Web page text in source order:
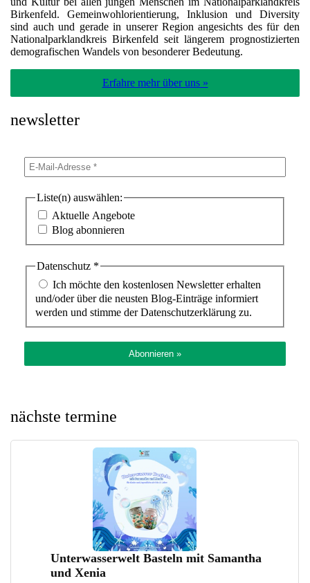
Birkenfeld. Gemeinwohlorientierung, Inklusion und Diversity
sind auch und gerade in unserer Region angesichts des für den
Nationalparklandkreis Birkenfeld seit längerem prognostizierten
demografischen Wandels von besonderer Bedeutung.
Erfahre mehr über uns »
newsletter
Liste(n) auswählen:
Aktuelle Angebote
Blog abonnieren
Datenschutz *
Ich möchte den kostenlosen Newsletter erhalten
und/oder über die neusten Blog-Einträge informiert
werden und stimme der Datenschutzerklärung zu.
nächste termine
Unterwasserwelt Basteln mit Samantha
und Xenia